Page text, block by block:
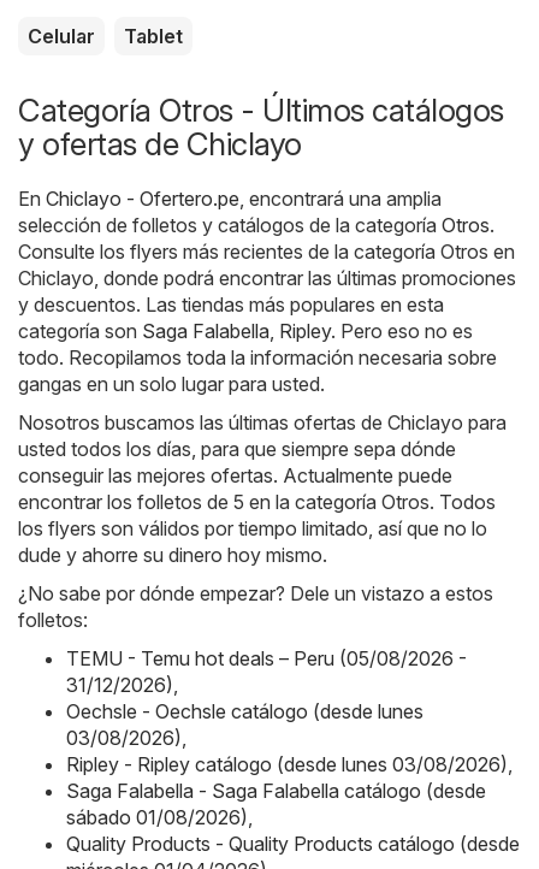
Celular Tablet
Categoría Otros - Últimos catálogos
y ofertas de Chiclayo
En Chiclayo - Ofertero.pe , encontrará una amplia
selección de folletos y catálogos de la categoría Otros.
Consulte los flyers más recientes de la categoría Otros en
Chiclayo, donde podrá encontrar las últimas promociones
y descuentos. Las tiendas más populares en esta
categoría son Saga Falabella Ripley. Pero eso no es
todo. Recopilamos toda la información necesaria sobre
gangas en un solo lugar para usted.
Nosotros buscamos las últimas ofertas de Chiclayo para
usted todos los días, para que siempre sepa dónde
conseguir las mejores ofertas. Actualmente puede
encontrar los folletos de 5 en la categoría Otros. Todos
los flyers son válidos por tiempo limitado, así que no lo
dude y ahorre su dinero hoy mismo.
¿No sabe por dónde empezar? Dele un vistazo a estos
folletos:
TEMU - Temu hot deals – Peru (05/08/2026 -
31/12/2026)
Oechsle - Oechsle catálogo (desde lunes
03/08/2026)
Ripley - Ripley catálogo (desde lunes 03/08/2026)
Saga Falabella - Saga Falabella catálogo (desde
sábado 01/08/2026)
Quality Products - Quality Products catálogo (desde